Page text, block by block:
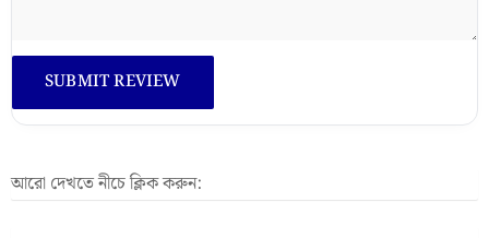
আরো দেখতে নীচে ক্লিক করুন: